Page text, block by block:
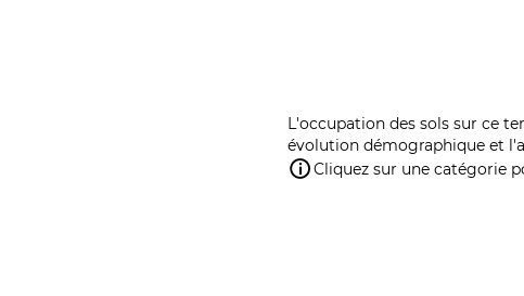
L'occupation des sols sur ce
évolution démographique et
Cliquez sur une catégorie